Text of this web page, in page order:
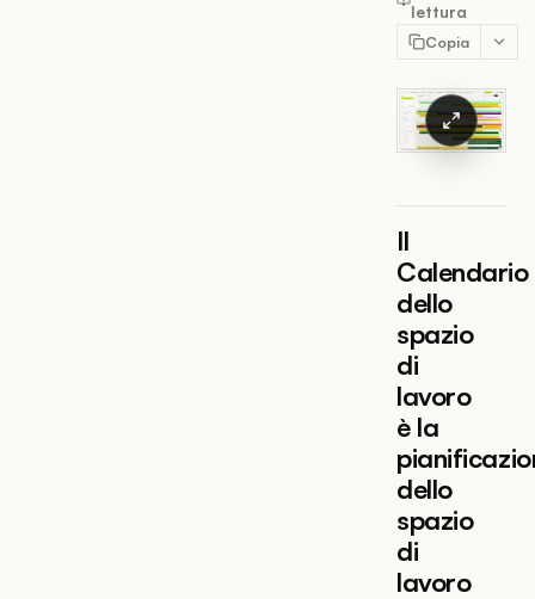
lettura
Copia
Il
Calendario
dello
spazio
di
lavoro
è la
dello
spazio
di
lavoro